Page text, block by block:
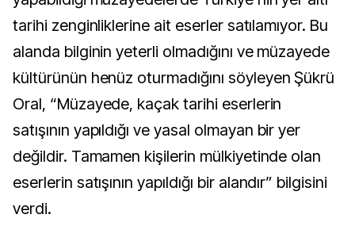
tarihi zenginliklerine ait eserler satılamıyor. Bu
alanda bilginin yeterli olmadığını ve müzayede
kültürünün henüz oturmadığını söyleyen Şükrü
Oral, “Müzayede, kaçak tarihi eserlerin
satışının yapıldığı ve yasal olmayan bir yer
değildir. Tamamen kişilerin mülkiyetinde olan
eserlerin satışının yapıldığı bir alandır” bilgisini
verdi.